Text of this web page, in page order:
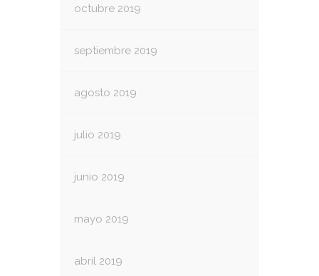
octubre 2019
septiembre 2019
agosto 2019
julio 2019
junio 2019
mayo 2019
abril 2019